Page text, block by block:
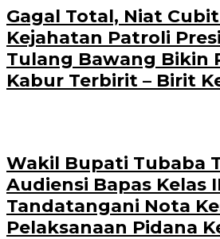
Gagal Total, Niat
Kejahatan Patroli
Tulang Bawang Bikin
Kabur Terbirit – Birit
Wakil Bupati Tubaba
Audiensi Bapas Kelas
Tandatangani Nota
Pelaksanaan Pidana